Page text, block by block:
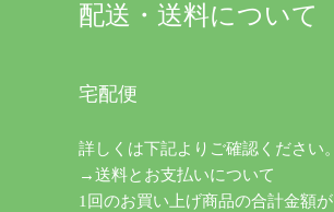
配送・送料について
宅配便
詳しくは下記よりご確認ください。
→送料とお支払いについて
1回のお買い上げ商品の合計金額が